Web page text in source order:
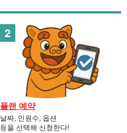
플랜 예약
날짜, 인원수, 옵션
등을 선택해 신청한다!